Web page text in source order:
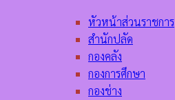
หัวหน้าส่วนราชการ
สำนักปลัด
กองคลัง
กองการศึกษา
กองช่าง